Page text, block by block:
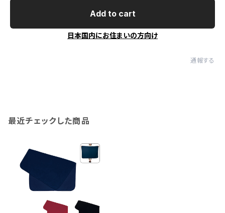
Add to cart
日本国内にお住まいの方向け
通報する
最近チェックした商品